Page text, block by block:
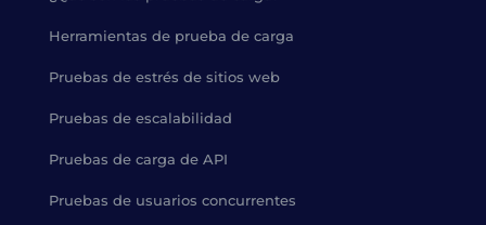
Herramientas de prueba de carga
Pruebas de estrés de sitios web
Pruebas de escalabilidad
Pruebas de carga de API
Pruebas de usuarios concurrentes